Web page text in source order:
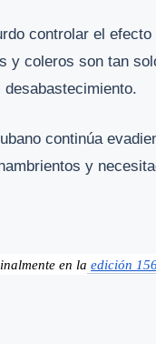
controlar el
y coleros son tan
continúa
y
en la edición